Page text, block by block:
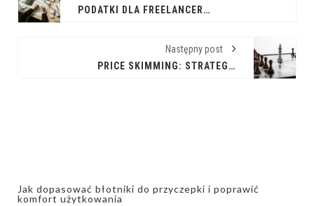
PODATKI DLA FREELANCERÓW: PRZEWODNIK PO ZAWIŁOŚCIACH
Następny post
PRICE SKIMMING: STRATEGIA DLA INNOWATORÓW
Jak dopasować błotniki do przyczepki i poprawić
komfort użytkowania